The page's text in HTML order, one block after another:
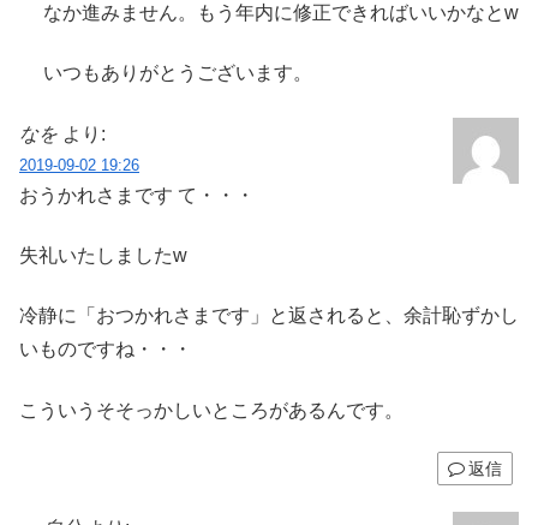
なか進みません。もう年内に修正できればいいかなとw
いつもありがとうございます。
なを より:
2019-09-02 19:26
おうかれさまです て・・・
失礼いたしましたw
冷静に「おつかれさまです」と返されると、余計恥ずかし
いものですね・・・
こういうそそっかしいところがあるんです。
返信